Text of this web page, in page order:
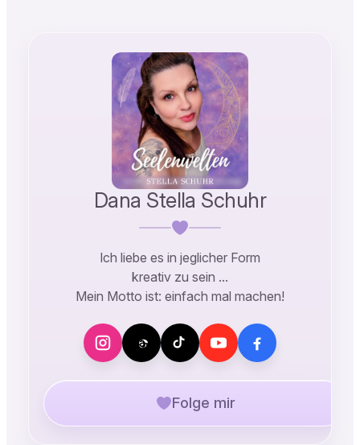
Dana Stella Schuhr
Ich liebe es in jeglicher Form
kreativ zu sein …
Mein Motto ist: einfach mal machen!
Folge mir